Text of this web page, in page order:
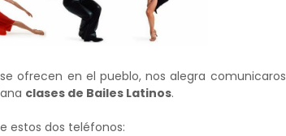
ofrecen en el pueblo, nos alegra comunicaros
clases de Bailes Latinos.
estos dos teléfonos: